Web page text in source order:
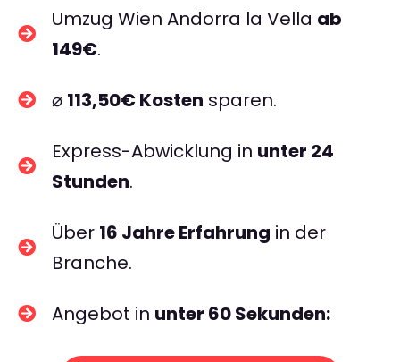
Umzug Wien Andorra la Vella ab
149€.
⌀ 113,50€ Kosten sparen.
Express-Abwicklung in unter 24
Stunden.
Über 16 Jahre Erfahrung in der
Branche.
Angebot in unter 60 Sekunden: